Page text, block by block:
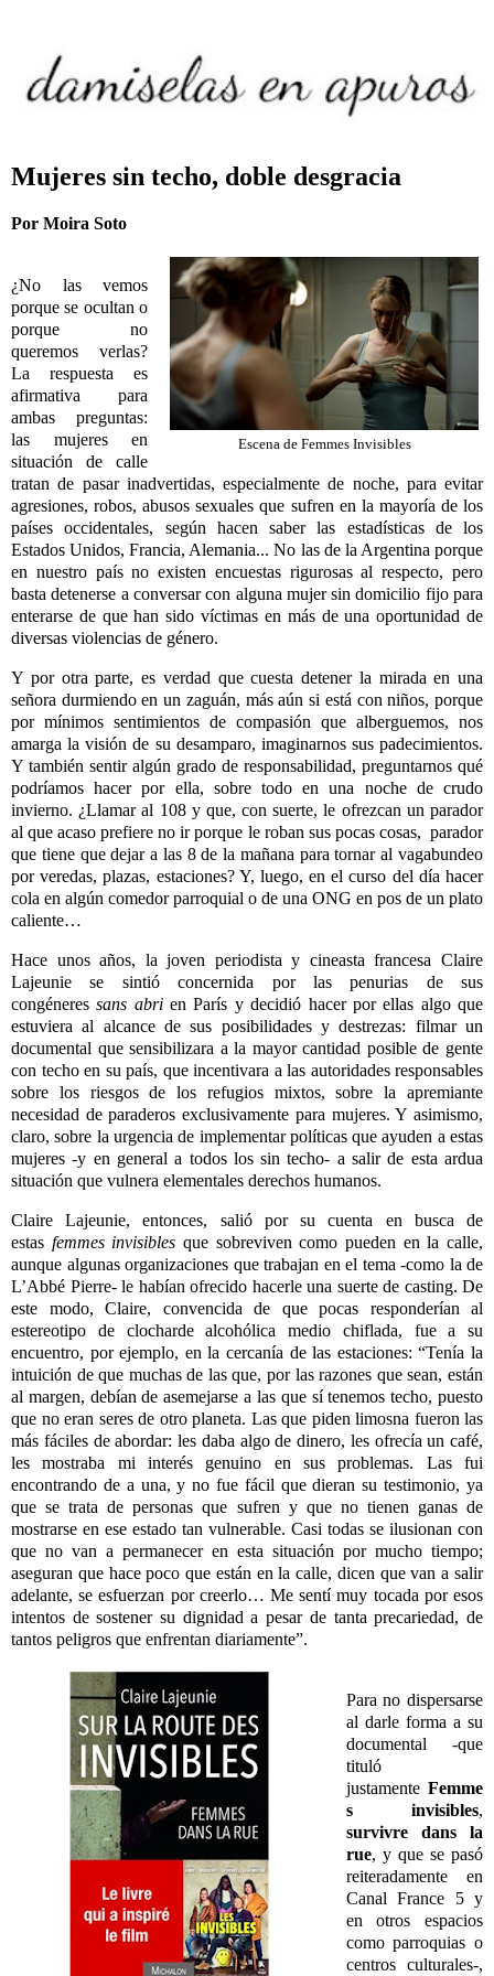
Mujeres sin techo, doble desgracia
Por Moira Soto
Escena de Femmes Invisibles
¿No las vemos
porque se ocultan o
porque no
queremos verlas?
La respuesta es
afirmativa
para
ambas preguntas:
las mujeres en
situación de calle
tratan de pasar inadvertidas, especialmente de noche, para evitar
agresiones, robos, abusos sexuales que sufren en la mayoría de los
países occidentales, según hacen saber las estadísticas de los
Estados Unidos, Francia, Alemania... No las de la Argentina porque
en nuestro país no existen encuestas rigurosas al respecto, pero
basta detenerse a conversar con alguna mujer sin domicilio fijo para
enterarse de que han sido víctimas en más de una oportunidad de
diversas violencias de género.
Y por otra parte, es verdad que cuesta detener la mirada en una
señora durmiendo en un zaguán, más aún si está con niños, porque
por mínimos sentimientos de compasión que alberguemos, nos
amarga la visión de su desamparo, imaginarnos sus padecimientos.
Y también sentir algún grado de responsabilidad, preguntarnos qué
podríamos hacer por ella, sobre todo en una noche de crudo
invierno. ¿Llamar al 108 y que, con suerte, le ofrezcan un parador
al que acaso prefiere no ir porque le roban sus pocas cosas, parador
que tiene que dejar a las 8 de la mañana para tornar al vagabundeo
por veredas, plazas, estaciones? Y, luego, en el curso del día hacer
cola en algún comedor parroquial o de una ONG en pos de un plato
caliente…
Hace unos años, la joven periodista y cineasta francesa Claire
Lajeunie se sintió concernida por las penurias de sus
congéneressans abrien París y decidió hacer por ellas algo que
estuviera al alcance de sus posibilidades y destrezas: filmar un
documental que sensibilizara a la mayor cantidad posible de gente
con techo en su país, que incentivara a las autoridades responsables
sobre los riesgos de los refugios mixtos, sobre la apremiante
necesidad de paraderos exclusivamente para mujeres. Y asimismo,
claro, sobre la urgencia de implementar políticas que ayuden a estas
mujeres -y en general a todos los sin techo- a salir de esta ardua
situación que vulnera elementales derechos humanos.
Claire Lajeunie, entonces, salió por su cuenta en busca de
estas femmes invisibles que sobreviven como pueden en la calle,
aunque algunas organizaciones que trabajan en el tema -como la de
L’Abbé Pierre- le habían ofrecido hacerle una suerte de casting. De
este modo, Claire, convencida de que pocas responderían al
estereotipo de clocharde alcohólica medio chiflada, fue a su
encuentro, por ejemplo, en la cercanía de las estaciones: “Tenía la
intuición de que muchas de las que, por las razones que sean, están
al margen, debían de asemejarse a las que sí tenemos techo, puesto
que no eran seres de otro planeta. Las que piden limosna fueron las
más fáciles de abordar: les daba algo de dinero, les ofrecía un café,
les mostraba mi interés genuino en sus problemas. Las fui
encontrando de a una, y no fue fácil que dieran su testimonio, ya
que se trata de personas que sufren y que no tienen ganas de
mostrarse en ese estado tan vulnerable. Casi todas se ilusionan con
que no van a permanecer en esta situación por mucho tiempo;
aseguran que hace poco que están en la calle, dicen que van a salir
adelante, se esfuerzan por creerlo… Me sentí muy tocada por esos
intentos de sostener su dignidad a pesar de tanta precariedad, de
tantos peligros que enfrentan diariamente”.
Para no dispersarse
al darle forma a su
documental -que
tituló
justamente Femme
s invisibles,
survivre dans la
rue, y que se pasó
reiteradamente en
Canal France 5 y
en otros espacios
como parroquias o
centros culturales-,